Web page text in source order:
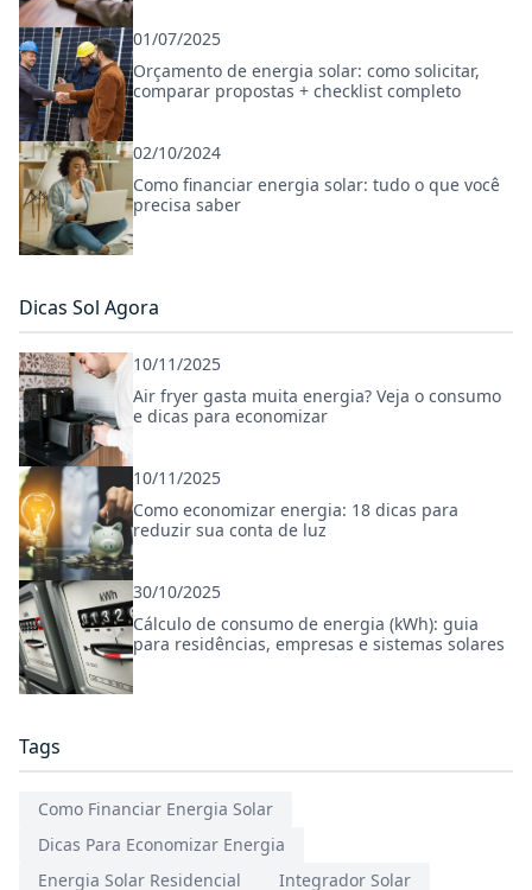
01/07/2025
Orçamento de energia solar: como solicitar,
comparar propostas + checklist completo
02/10/2024
Como financiar energia solar: tudo o que você
precisa saber
Dicas Sol Agora
10/11/2025
Air fryer gasta muita energia? Veja o consumo
e dicas para economizar
10/11/2025
Como economizar energia: 18 dicas para
reduzir sua conta de luz
30/10/2025
Cálculo de consumo de energia (kWh): guia
para residências, empresas e sistemas solares
Tags
Como Financiar Energia Solar
Dicas Para Economizar Energia
Energia Solar Residencial
Integrador Solar